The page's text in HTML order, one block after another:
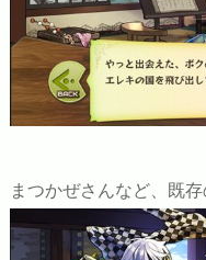
まつかぜさんなど、既